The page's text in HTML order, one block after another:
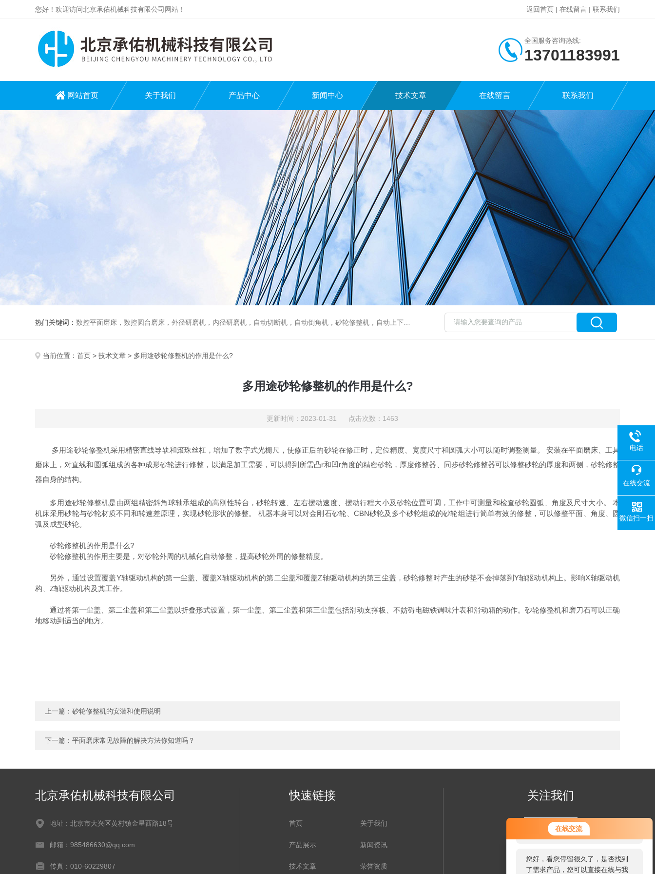
在线交流
您好！欢迎前来咨询，很高兴为您
服务，请问您要咨询什么问题呢？
您好，看您停留很久了，是否找到
了需求产品，您可以直接在线与我
您好！欢迎访问北京承佑机械科技有限公司网站！ 返回首页 | 在线留言 | 联系我们
全国服务咨询热线:
13701183991
网站首页 关于我们 产品中心 新闻中心 技术文章 在线留言 联系我们
热门关键词： 数控平面磨床，数控圆台磨床，外径研磨机，内径研磨机，自动切断机，自动倒角机，砂轮修整机，自动上下料机
当前位置： 首页 > 技术文章 > 多用途砂轮修整机的作用是什么?
多用途砂轮修整机的作用是什么?
更新时间：2023-01-31 点击次数：1463
多用途砂轮修整机采用精密直线导轨和滚珠丝杠，增加了数字式光栅尺，使修正后的砂轮在修正时，定位精度、宽度尺寸和圆弧大小可以随时调整测量。 安装在平面磨床、工具
磨床上，对直线和圆弧组成的各种成形砂轮进行修整，以满足加工需要，可以得到所需凸r和凹r角度的精密砂轮，厚度修整器、同步砂轮修整器可以修整砂轮的厚度和两侧，砂轮修整
器自身的结构。
多用途砂轮修整机是由两组精密斜角球轴承组成的高刚性转台，砂轮转速、左右摆动速度、摆动行程大小及砂轮位置可调，工作中可测量和检查砂轮圆弧、角度及尺寸大小。 本
机床采用砂轮与砂轮材质不同和转速差原理，实现砂轮形状的修整。 机器本身可以对金刚石砂轮、CBN砂轮及多个砂轮组成的砂轮组进行简单有效的修整，可以修整平面、角度、圆
弧及成型砂轮。
砂轮修整机的作用是什么?
砂轮修整机的作用主要是，对砂轮外周的机械化自动修整，提高砂轮外周的修整精度。
另外，通过设置覆盖Y轴驱动机构的第一尘盖、覆盖X轴驱动机构的第二尘盖和覆盖Z轴驱动机构的第三尘盖，砂轮修整时产生的砂垫不会掉落到Y轴驱动机构上。影响X轴驱动机
构、Z轴驱动机构及其工作。
通过将第一尘盖、第二尘盖和第二尘盖以折叠形式设置，第一尘盖、第二尘盖和第三尘盖包括滑动支撑板、不妨碍电磁铁调味汁表和滑动箱的动作。砂轮修整机和磨刀石可以正确
地移动到适当的地方。
上一篇： 砂轮修整机的安装和使用说明
下一篇： 平面磨床常见故障的解决方法你知道吗？
北京承佑机械科技有限公司
地址：北京市大兴区黄村镇金星西路18号
邮箱：985486630@qq.com
传真：010-60229807
快速链接
首页 关于我们
产品展示 新闻资讯
技术文章 荣誉资质
关注我们
电话
在线交流
微信扫一扫